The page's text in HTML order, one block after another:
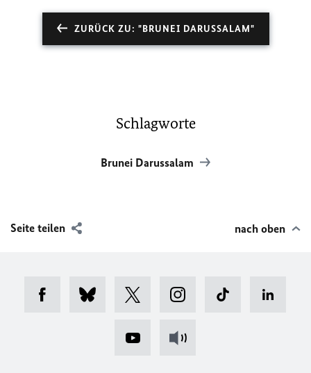
ZURÜCK ZU: "BRUNEI DARUSSALAM"
Schlagworte
Brunei Darussalam
Seite teilen nach oben